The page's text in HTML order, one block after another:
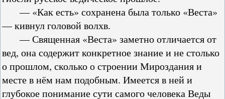
— «Как есть» сохранена была только «Веста»
— кивнул головой волхв.
— Священная «Веста» заметно отличается от
вед, она содержит конкретное знание и не столько
о прошлом, сколько о строении Мироздания и
месте в нём нам подобным. Имеется в ней и
глубокое понимание сути самого человека Веды